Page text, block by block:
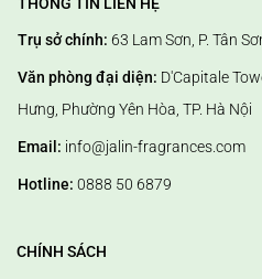
Trụ sở chính: 63 Lam Sơn, P. Tân
Văn phòng đại diện: D'Capitale
Hưng, Phường Yên Hòa, TP. Hà Nội
Email: info@jalin-fragrances.com
Hotline: 0888 50 6879
CHÍNH SÁCH